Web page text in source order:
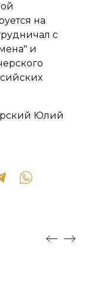
на
с
и
Юлий